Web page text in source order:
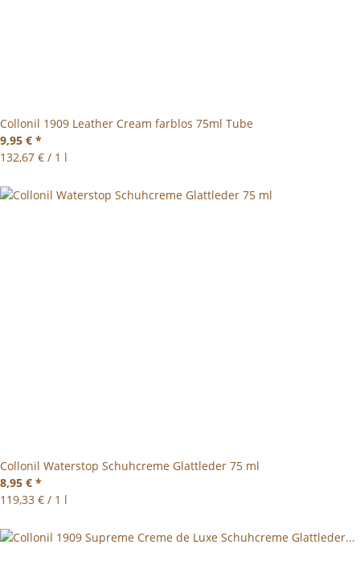
Collonil 1909 Leather Cream farblos 75ml Tube
9,95 € *
132,67 € / 1 l
Collonil Waterstop Schuhcreme Glattleder 75 ml
8,95 € *
119,33 € / 1 l